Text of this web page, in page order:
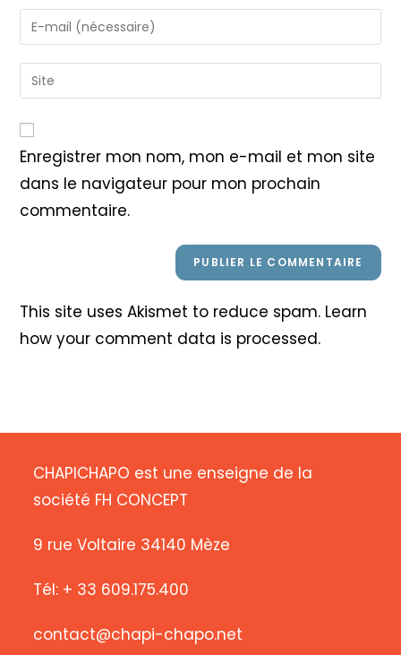
name
or
to
comment
Enter
your
email
address
Saisir
l’URL
votre
site
(facultatif)
Enregistrer mon nom, mon e-mail et mon site
dans le navigateur pour mon prochain
commentaire.
This site uses Akismet to reduce spam. Learn
how your comment data is processed.
CHAPICHAPO est une enseigne de la
société FH CONCEPT
9 rue Voltaire 34140 Mèze
Tél: + 33 609.175.400
contact@chapi-chapo.net